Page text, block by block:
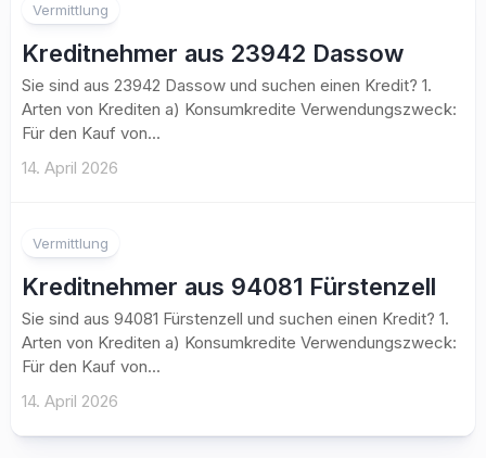
Vermittlung
Kreditnehmer aus 23942 Dassow
Sie sind aus 23942 Dassow und suchen einen Kredit? 1.
Arten von Krediten a) Konsumkredite Verwendungszweck:
Für den Kauf von...
14. April 2026
Vermittlung
Kreditnehmer aus 94081 Fürstenzell
Sie sind aus 94081 Fürstenzell und suchen einen Kredit? 1.
Arten von Krediten a) Konsumkredite Verwendungszweck:
Für den Kauf von...
14. April 2026